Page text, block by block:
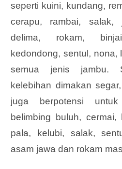
seperti kuini, kundang,
cerapu, rambai, salak,
delima, rokam,
kedondong, sentul, nona,
semua jenis jambu.
kelebihan dimakan
juga berpotensi
belimbing buluh,
pala, kelubi, salak,
asam jawa dan rokam